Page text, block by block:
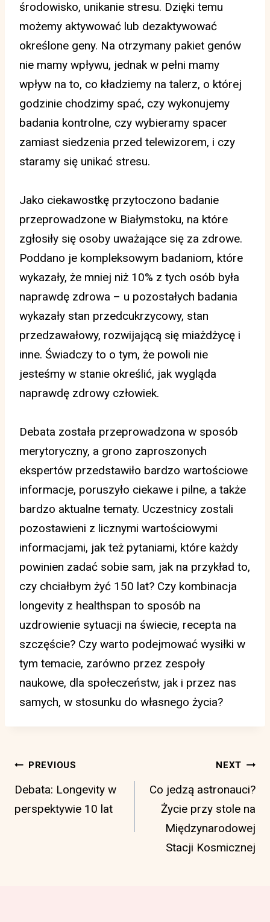
środowisko, unikanie stresu. Dzięki temu
możemy aktywować lub dezaktywować
określone geny. Na otrzymany pakiet genów
nie mamy wpływu, jednak w pełni mamy
wpływ na to, co kładziemy na talerz, o której
godzinie chodzimy spać, czy wykonujemy
badania kontrolne, czy wybieramy spacer
zamiast siedzenia przed telewizorem, i czy
staramy się unikać stresu.
Jako ciekawostkę przytoczono badanie
przeprowadzone w Białymstoku, na które
zgłosiły się osoby uważające się za zdrowe.
Poddano je kompleksowym badaniom, które
wykazały, że mniej niż 10% z tych osób była
naprawdę zdrowa – u pozostałych badania
wykazały stan przedcukrzycowy, stan
przedzawałowy, rozwijającą się miażdżycę i
inne. Świadczy to o tym, że powoli nie
jesteśmy w stanie określić, jak wygląda
naprawdę zdrowy człowiek.
Debata została przeprowadzona w sposób
merytoryczny, a grono zaproszonych
ekspertów przedstawiło bardzo wartościowe
informacje, poruszyło ciekawe i pilne, a także
bardzo aktualne tematy. Uczestnicy zostali
pozostawieni z licznymi wartościowymi
informacjami, jak też pytaniami, które każdy
powinien zadać sobie sam, jak na przykład to,
czy chciałbym żyć 150 lat? Czy kombinacja
longevity z healthspan to sposób na
uzdrowienie sytuacji na świecie, recepta na
szczęście? Czy warto podejmować wysiłki w
tym temacie, zarówno przez zespoły
naukowe, dla społeczeństw, jak i przez nas
samych, w stosunku do własnego życia?
Post
navigation
PREVIOUS
Debata: Longevity w
perspektywie 10 lat
NEXT
Co jedzą astronauci?
Życie przy stole na
Międzynarodowej
Stacji Kosmicznej